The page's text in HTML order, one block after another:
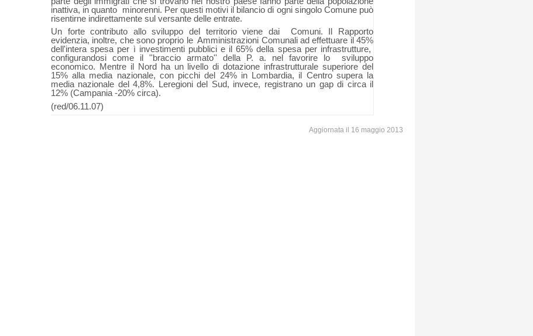
inattiva, in quanto minorenni. Per questi motivi il bilancio di ogni singolo Comune può
risentirne indirettamente sul versante delle entrate.
Un forte contributo allo sviluppo del territorio viene dai
Comuni. Il Rapporto
evidenzia, inoltre, che sono proprio le Amministrazioni Comunali ad effettuare il 45%
dell'intera spesa per ì investimenti pubblici e il 65% della spesa per infrastrutture,
configurandosi come il ''braccio armato'' della P. a. nel favorire lo
sviluppo
economico. Mentre il Nord ha un livello di dotazione infrastrutturale superiore del
15% alla media nazionale, con picchi del 24% in Lombardia, il Centro supera la
media nazionale del 4,8%. Leregionidel Sud, invece, registrano un gap di circa il
12% (Campania -20% circa).
(red/06.11.07)
Aggiornata il 16 maggio 2013